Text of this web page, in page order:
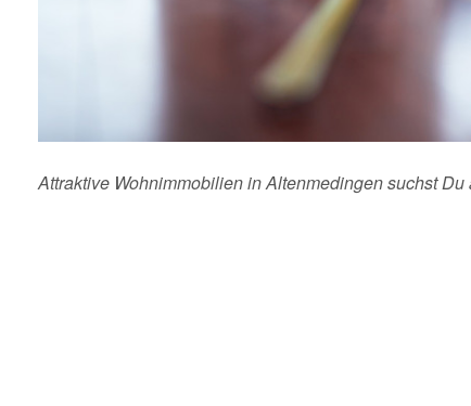
Attraktive Wohnimmobilien in Altenmedingen suchst